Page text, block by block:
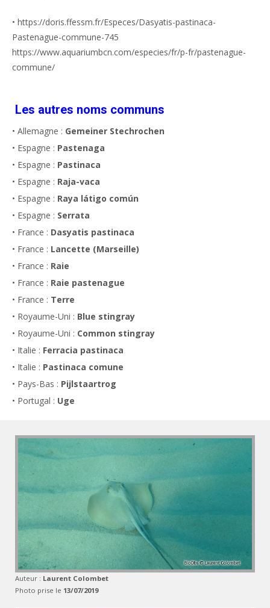
• https://doris.ffessm.fr/Especes/Dasyatis-pastinaca-
Pastenague-commune-745
https://www.aquariumbcn.com/especies/fr/p-fr/pastenague-
commune/
Les autres noms communs
• Allemagne : Gemeiner Stechrochen
• Espagne : Pastenaga
• Espagne : Pastinaca
• Espagne : Raja-vaca
• Espagne : Raya látigo común
• Espagne : Serrata
• France : Dasyatis pastinaca
• France : Lancette (Marseille)
• France : Raie
• France : Raie pastenague
• France : Terre
• Royaume-Uni : Blue stingray
• Royaume-Uni : Common stingray
• Italie : Ferracia pastinaca
• Italie : Pastinaca comune
• Pays-Bas : Pijlstaartrog
• Portugal : Uge
Auteur : Laurent Colombet
Photo prise le 13/07/2019